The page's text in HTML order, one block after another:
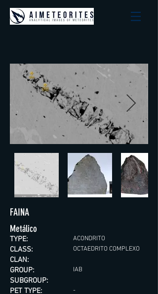
FAINA
Metálico
TYPE:
CLASS:
CLAN:
GROUP:
SUBGROUP:
PET TYPE:
ACONDRITO
OCTAEDRITO COMPLEXO
IAB
-